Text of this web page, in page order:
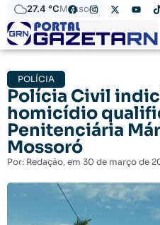
27.4 °CMossoró
POLÍCIA
Polícia Civil
homicídio
Penitenciária
Mossoró
Por: Redação, em 30 de março de